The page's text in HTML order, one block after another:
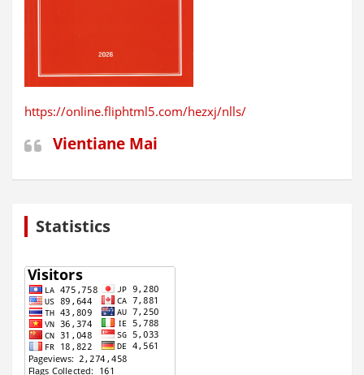
https://online.fliphtml5.com/hezxj/nlls/
Vientiane Mai
Statistics